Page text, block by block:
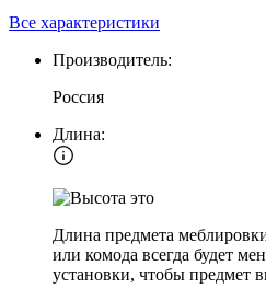
Все характеристики
Производитель:
Россия
Длина:
Длина предмета
или комода всегда будет
установки, чтобы предмет